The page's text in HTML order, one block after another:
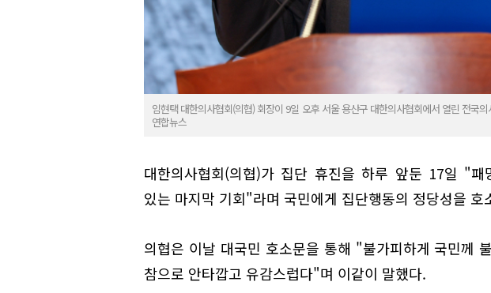
임현택 대한의사협회(의협) 회장이 9일 오후 서울 용산구 대한의사협회에서 열린 전국
연합뉴스
대한의사협회(의협)가 집단 휴진을 하루 앞둔 17일 "
있는 마지막 기회"라며 국민에게 집단행동의 정당성을 호
의협은 이날 대국민 호소문을 통해 "불가피하게 국민께
참으로 안타깝고 유감스럽다"며 이같이 말했다.